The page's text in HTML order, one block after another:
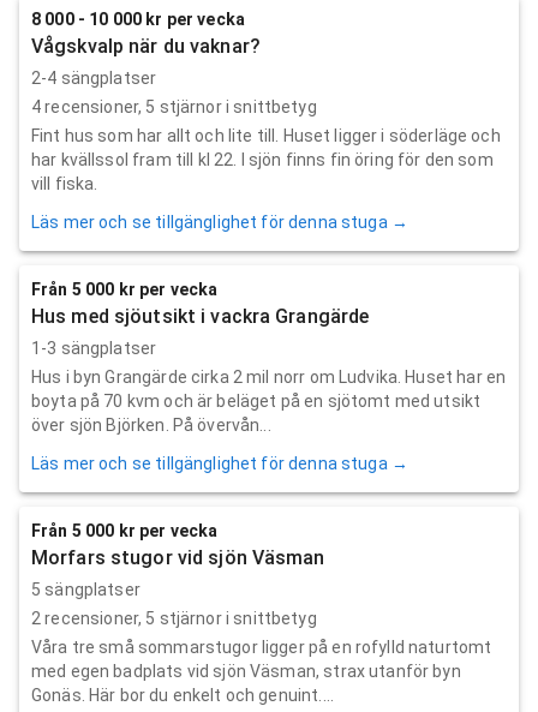
8 000 - 10 000 kr per vecka
Vågskvalp när du vaknar?
2-4 sängplatser
4recensioner, 5 stjärnor i snittbetyg
Fint hus som har allt och lite till. Huset ligger i söderläge och
har kvällssol fram till kl 22. I sjön finns fin öring för den som
vill fiska.
Läs mer och se tillgänglighet för denna stuga →
Från 5 000 kr per vecka
Hus med sjöutsikt i vackra Grangärde
1-3 sängplatser
Hus i byn Grangärde cirka 2 mil norr om Ludvika. Huset har en
boyta på 70 kvm och är beläget på en sjötomt med utsikt
över sjön Björken. På övervån...
Läs mer och se tillgänglighet för denna stuga →
Från 5 000 kr per vecka
Morfars stugor vid sjön Väsman
5 sängplatser
2 recensioner, 5 stjärnor i snittbetyg
Våra tre små sommarstugor ligger på en rofylld naturtomt
med egen badplats vid sjön Väsman, strax utanför byn
Gonäs. Här bor du enkelt och genuint....